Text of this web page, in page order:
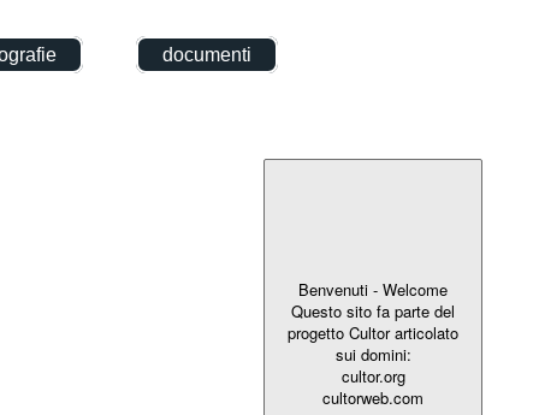
documenti
Benvenuti - Welcome
Questo sito fa parte del
progetto Cultor articolato
sui domini:
cultor.org
cultorweb.com